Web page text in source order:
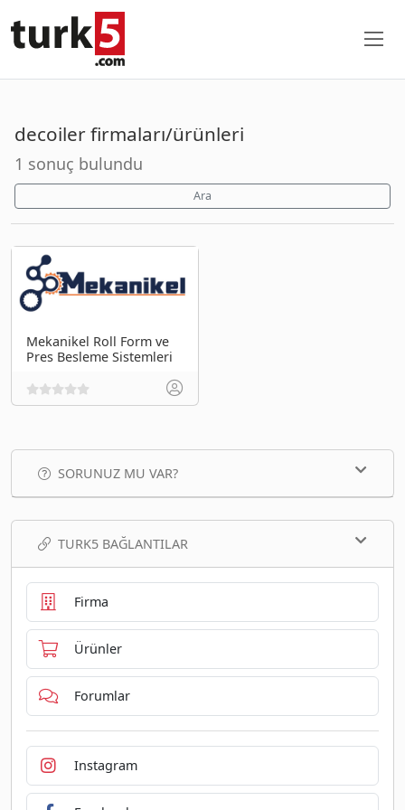
decoiler firmaları/ürünleri
1 sonuç bulundu
Ara
Mekanikel Roll Form ve
Pres Besleme Sistemleri
SORUNUZ MU VAR?
TURK5 BAĞLANTILAR
Firma
Ürünler
Forumlar
Instagram